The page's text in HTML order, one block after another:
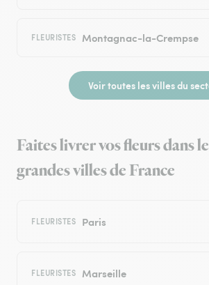
FLEURISTES Montagnac-la-Crempse
Voir toutes les villes du
Faites livrer vos fleurs dans
grandes villes de France
FLEURISTES Paris
FLEURISTES Marseille